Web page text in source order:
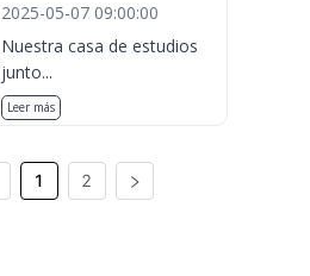
2025-05-07 09:00:00
Nuestra casa de estudios
junto...
Leer más
1 2